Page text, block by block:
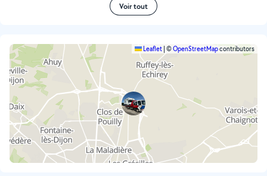
Voir tout
Leaflet ©OpenStreetMapcontributors